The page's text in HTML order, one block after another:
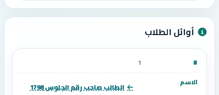
أوائل الطلاب
1
الطالب صاحب رقم الجلوس 1798